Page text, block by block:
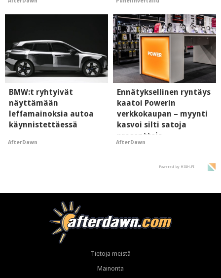
supersuosittuja
BMW:t ryhtyivät
näyttämään
leffamainoksia autoa
käynnistettäessä
AfterDawn
Ennätyksellinen ryntäys
kaatoi Powerin
verkkokaupan – myynti
kasvoi silti satoja
prosentteja
AfterDawn
Powered by HIGH.FI
Tietoja meistä
Mainonta